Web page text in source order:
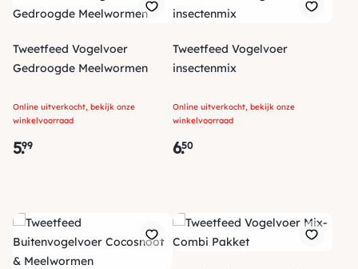
Tweetfeed Vogelvoer
Gedroogde Meelwormen
Online uitverkocht, bekijk onze
winkelvoorraad
5.99
Tweetfeed Vogelvoer
insectenmix
Online uitverkocht, bekijk onze
winkelvoorraad
6.50